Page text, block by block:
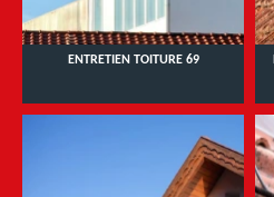
ENTRETIEN TOITURE 69